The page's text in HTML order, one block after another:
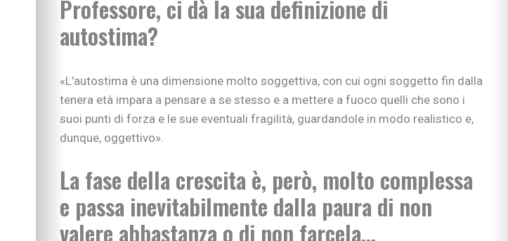
Professore, ci dà la sua definizione di
autostima?
«L'autostima è una dimensione molto soggettiva, con cui ogni soggetto fin dalla
tenera età impara a pensare a se stesso e a mettere a fuoco quelli che sono i
suoi punti di forza e le sue eventuali fragilità, guardandole in modo realistico e,
dunque, oggettivo».
La fase della crescita è, però, molto complessa
e passa inevitabilmente dalla paura di non
valere abbastanza o di non farcela...